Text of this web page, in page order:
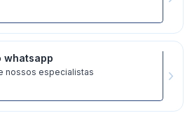
whatsapp
nossos especialistas